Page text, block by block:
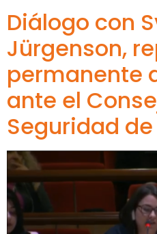
Diálogo con
Jürgenson,
permanente
ante el
Seguridad de